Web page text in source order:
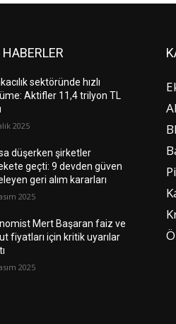
sektöründe hızlı
Aktifler 11,4 trilyon TL
2025
düşerken şirketler
geçti: 9 devden güven
geri alım kararları
2025
Mert Başaran faiz ve
fiyatları için kritik uyarılar
2025